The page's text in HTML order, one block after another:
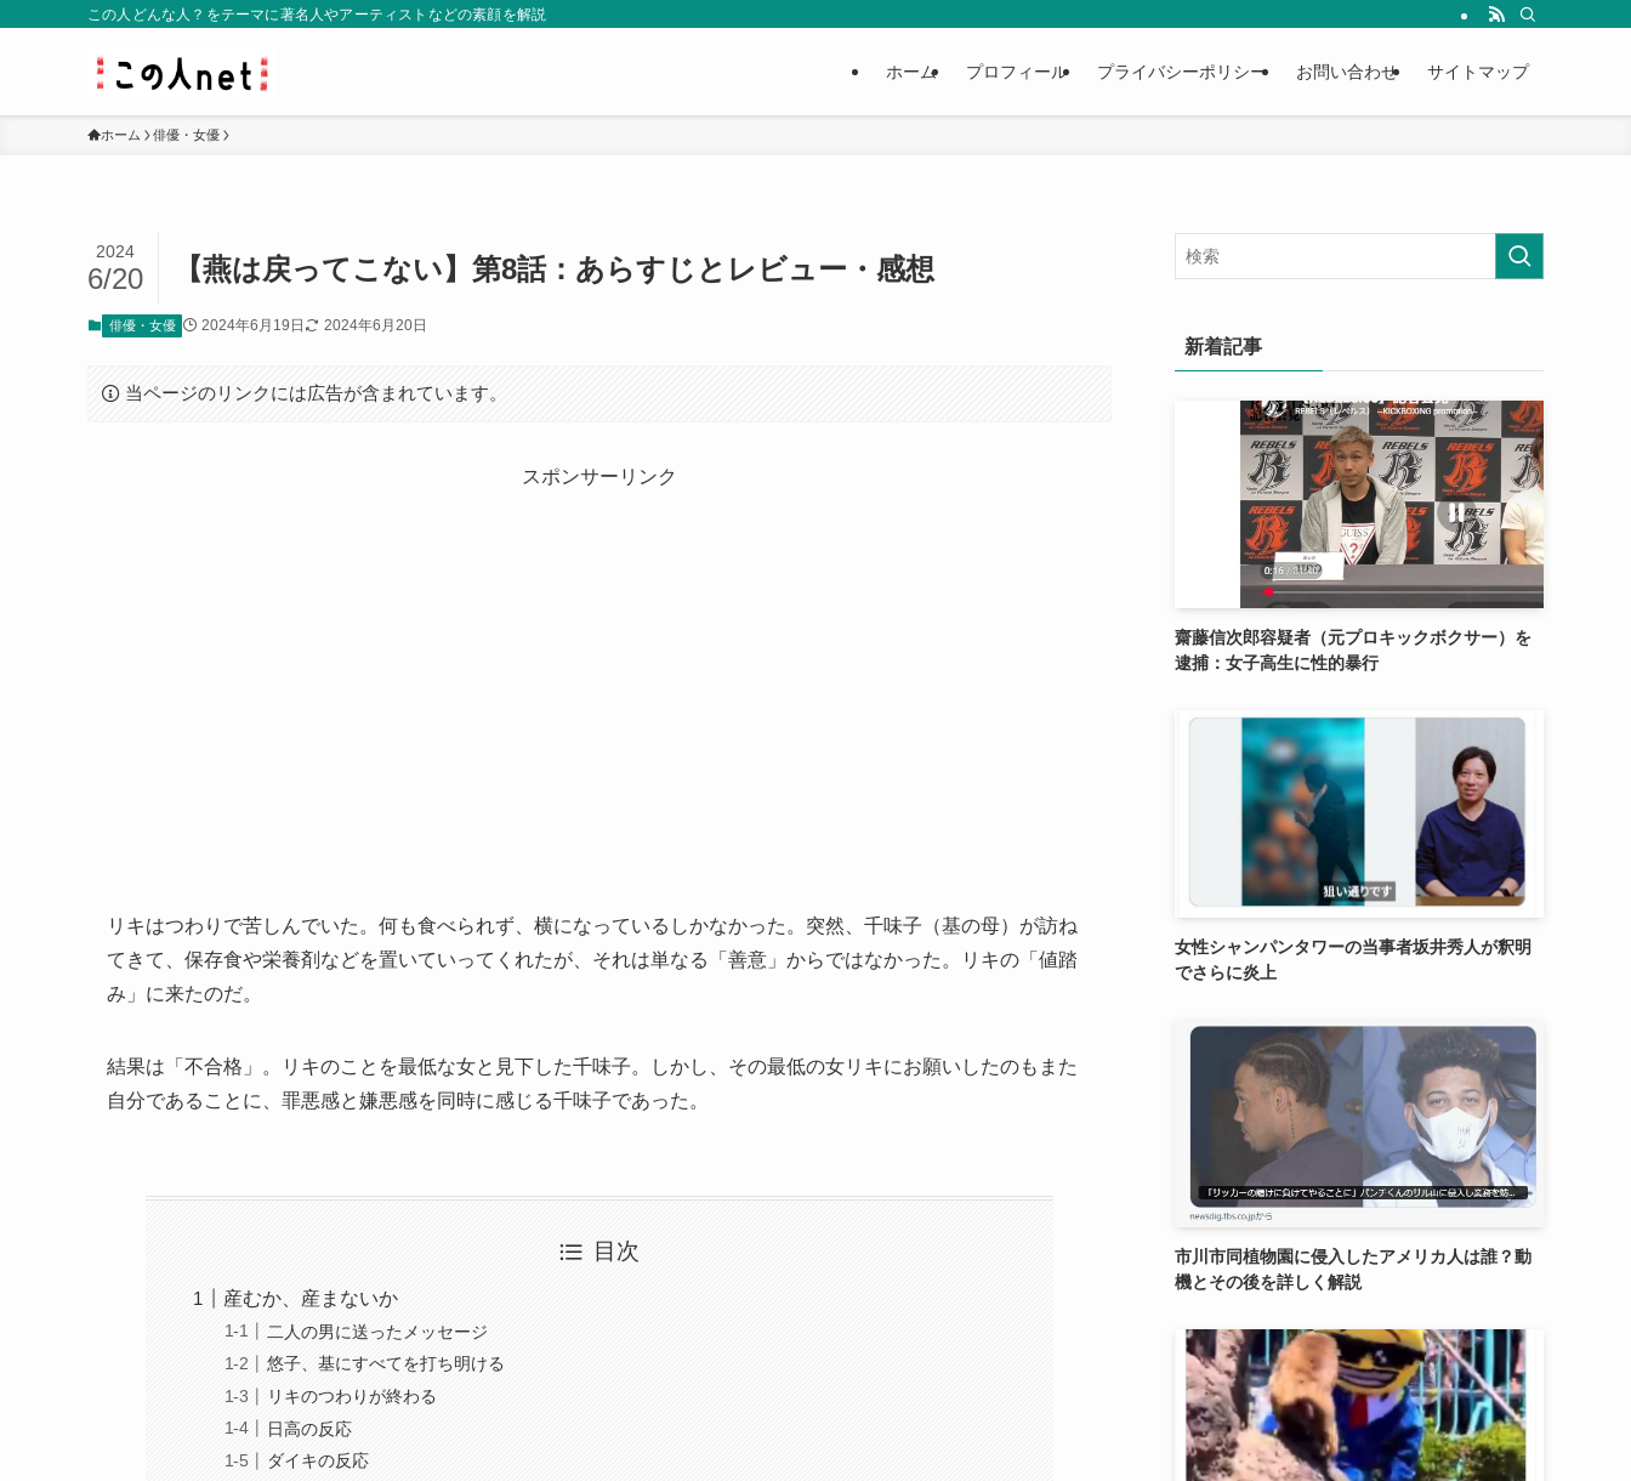
この人どんな人？をテーマに著名人やアーティストなどの素顔を解説
ホーム プロフィール プライバシーポリシー お問い合わせ サイトマップ
ホーム 俳優・女優
【燕は戻ってこない】第8話：あらすじとレビュー・感想
2024
6/20
俳優・女優 2024年6月19日 2024年6月20日
当ページのリンクには広告が含まれています。
スポンサーリンク
リキはつわりで苦しんでいた。何も食べられず、横になっているしかなかった。突然、千味子（基の母）が訪ね
てきて、保存食や栄養剤などを置いていってくれたが、それは単なる「善意」からではなかった。リキの「値踏
み」に来たのだ。
結果は「不合格」。リキのことを最低な女と見下した千味子。しかし、その最低の女リキにお願いしたのもまた
自分であることに、罪悪感と嫌悪感を同時に感じる千味子であった。
目次
産むか、産まないか
二人の男に送ったメッセージ
悠子、基にすべてを打ち明ける
リキのつわりが終わる
日高の反応
ダイキの反応
新着記事
齋藤信次郎容疑者（元プロキックボクサー）を
逮捕：女子高生に性的暴行
女性シャンパンタワーの当事者坂井秀人が釈明
でさらに炎上
市川市同植物園に侵入したアメリカ人は誰？動
機とその後を詳しく解説